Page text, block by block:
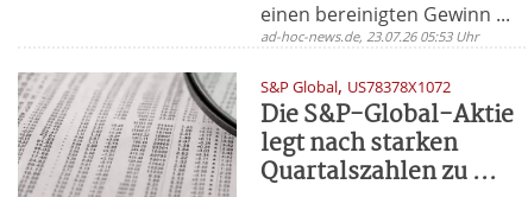
einen bereinigten Gewinn ...
ad-hoc-news.de, 23.07.26 05:53 Uhr
S&P Global, US78378X1072
Die S&P-Global-Aktie
legt nach starken
Quartalszahlen zu ...